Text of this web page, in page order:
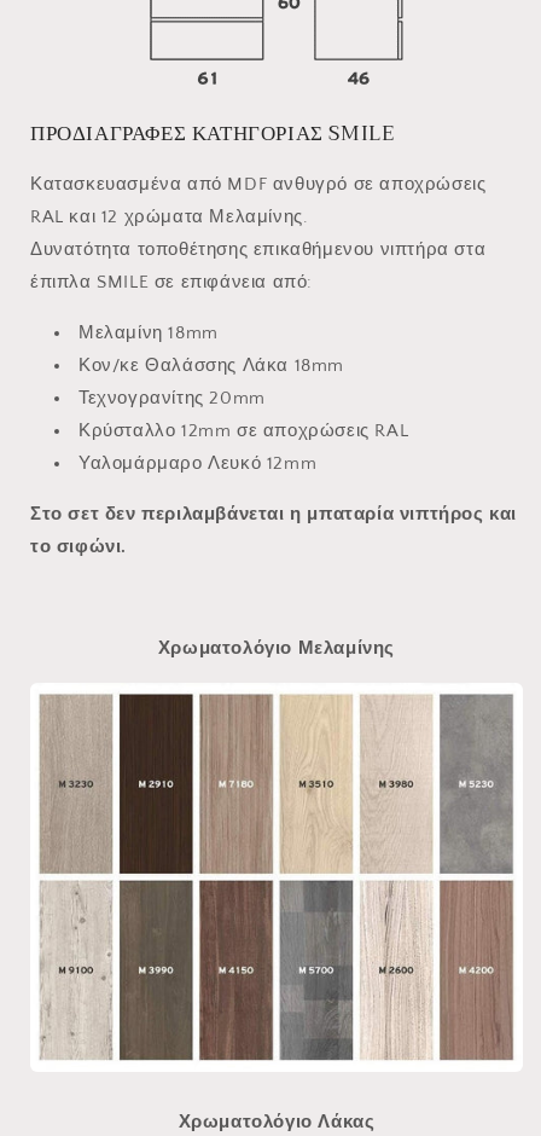
ΠΡΟΔΙΑΓΡΑΦΕΣ ΚΑΤΗΓΟΡΙΑΣ SMILE
Κατασκευασμένα από MDF ανθυγρό σε αποχρώσεις
RAL και 12 χρώματα Μελαμίνης.
Δυνατότητα τοποθέτησης επικαθήμενου νιπτήρα στα
έπιπλα SMILE σε επιφάνεια από:
Μελαμίνη 18mm
Κον/κε Θαλάσσης Λάκα 18mm
Τεχνογρανίτης 20mm
Κρύσταλλο 12mm σε αποχρώσεις RAL
Υαλομάρμαρο Λευκό 12mm
Στο σετ δεν περιλαμβάνεται η μπαταρία νιπτήρος και
το σιφώνι.
Χρωματολόγιο Μελαμίνης
Χρωματολόγιο Λάκας